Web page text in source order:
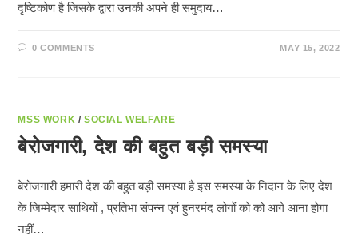
दृष्टिकोण है जिसके द्वारा उनकी अपने ही समुदाय…
0 COMMENTS MAY 15, 2022
MSS WORK /SOCIAL WELFARE
बेरोजगारी, देश की बहुत बड़ी समस्या
बेरोजगारी हमारी देश की बहुत बड़ी समस्या है इस समस्या के निदान के लिए देश
के जिम्मेदार साथियों , प्रतिभा संपन्न एवं हुनरमंद लोगों को को आगे आना होगा
नहीं…